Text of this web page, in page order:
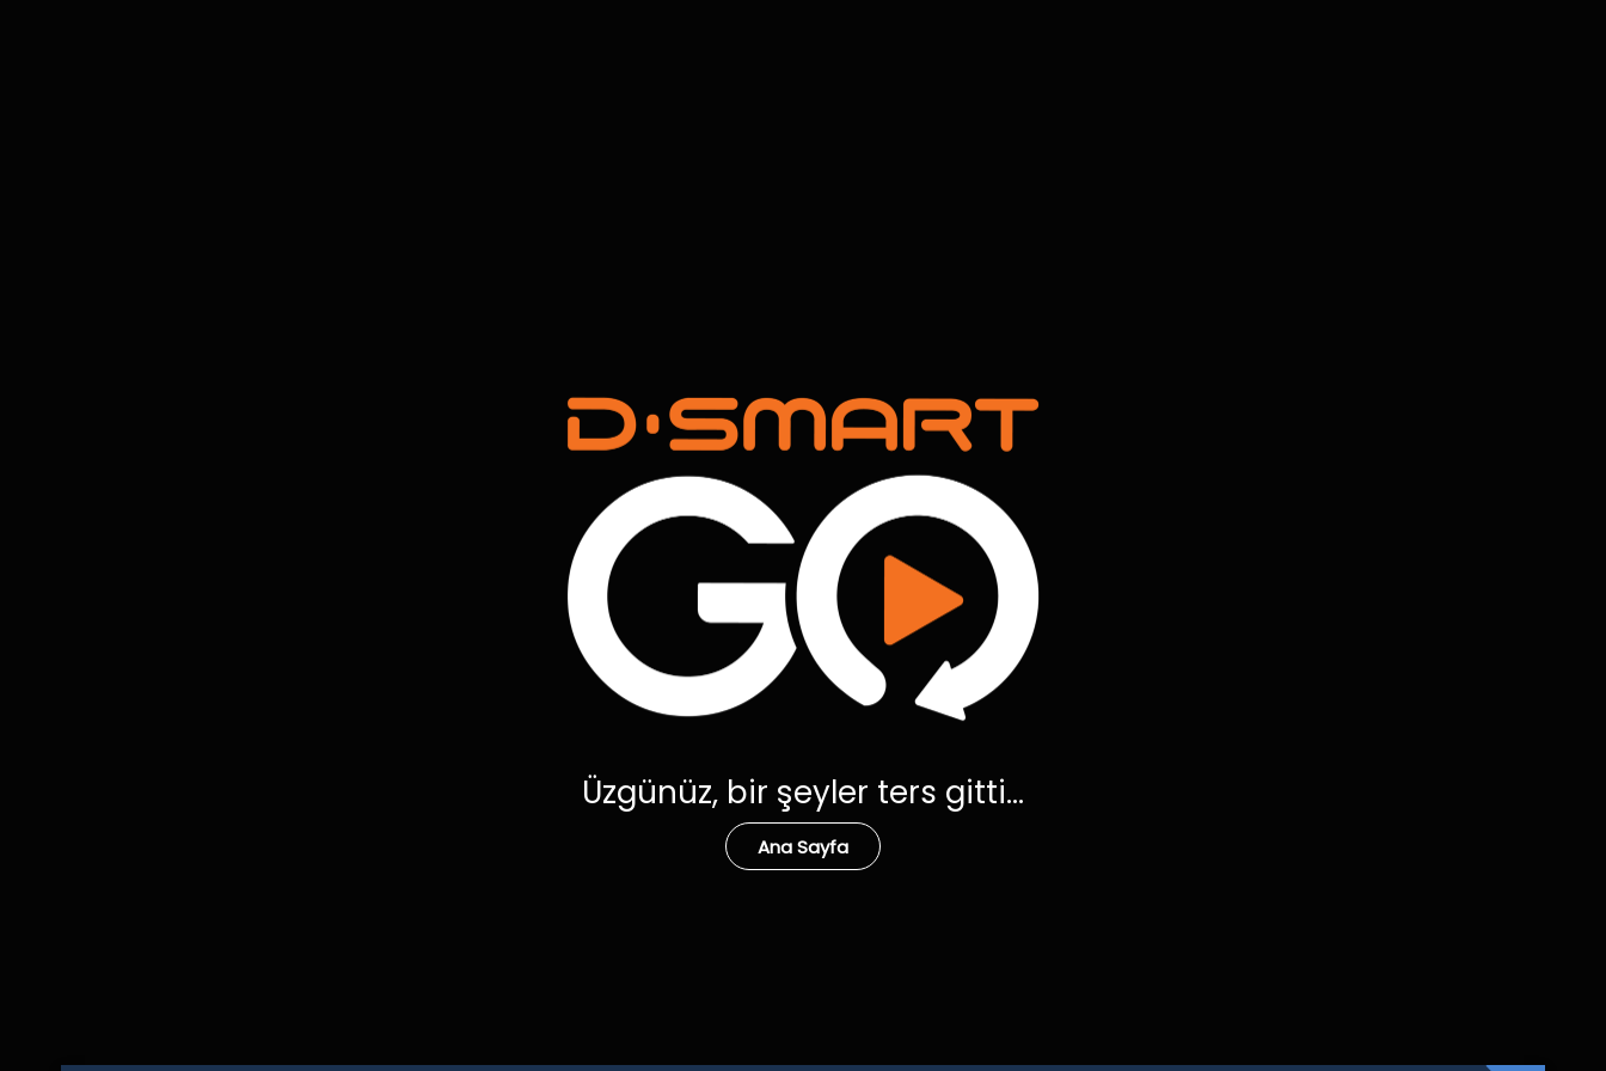
Üzgünüz, bir şeyler ters gitti...
Ana Sayfa